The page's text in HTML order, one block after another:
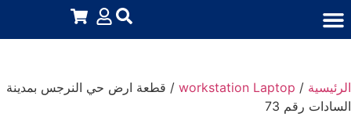
الرئيسية /
workstation Laptop / قطعة ارض حي النرجس بمدينة
السادات رقم 73